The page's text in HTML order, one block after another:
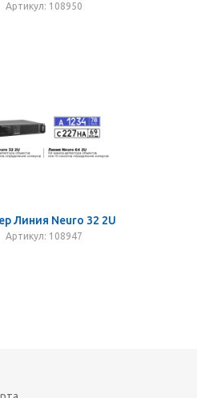
Артикул: 108950
Линия Neuro 32 2U
Артикул: 108947